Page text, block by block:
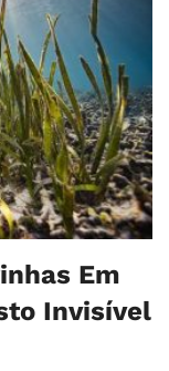
Em
Invisível